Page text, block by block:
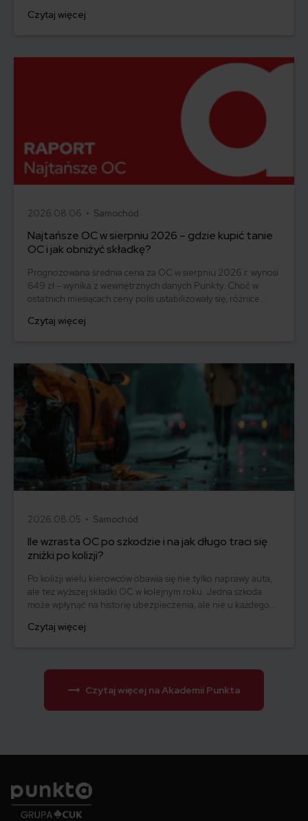
tym artykule wyjaśniamy, jak przebiega wycena szkody, kiedy
Czytaj więcej
2026.08.06 • Samochód
Najtańsze OC w sierpniu 2026 – gdzie kupić tanie
OC i jak obniżyć składkę?
Prognozowana średnia cena za OC w sierpniu 2026 r. wynosi
649 zł – wynika z wewnętrznych danych Punkty. Choć w
ostatnich miesiącach ceny polis ustabilizowały się, różnice
płacą zaledwie nieco ponad 500 zł, inni – powyżej 1500 zł.
najnowszych danych z rynku.
Czytaj więcej
2026.08.05 • Samochód
Ile wzrasta OC po szkodzie i na jak długo traci się
zniżki po kolizji?
Po kolizji wielu kierowców obawia się nie tylko naprawy auta,
ale też wyższej składki OC w kolejnym roku. Jedna szkoda
może wpłynąć na historię ubezpieczenia, ale nie u każdego
szkodzie, jak długo towarzystwa biorą pod uwagę kolizję i co
Czytaj więcej
Czytaj więcej na Akademii Punkta